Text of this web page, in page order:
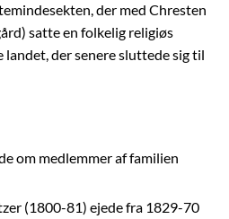
der med Chresten
satte en folkelig religiøs
landet, der senere sluttede sig til
om medlemmer af familien
(1800-81) ejede fra 1829-70